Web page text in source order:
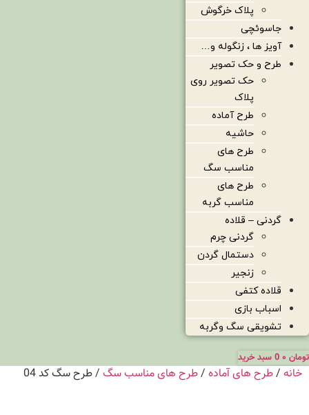
پلاک خرگوش
جاسوئچی
آویز ها ، زنگوله و…
طرح و حک تصویر
حک تصویر روی
پلاک
طرح آماده
حاشیه
طرح های
مناسب سگ
طرح های
مناسب گربه
گردنی – قلاده
گردنی چرم
دستمال گردن
زنجیر
قلاده کتفی
اسباب بازی
تشویقی سگ وگربه
تومان 0 سبد خرید
خانه /طرح های آماده /طرح های مناسب سگ / طرح سگ کد 04